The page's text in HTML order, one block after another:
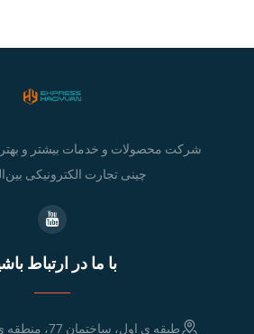
شرکت محصولات و خدمات بیشتر و
چینی تجارت الکترونیکی
با ما در ارتباط
طبقه ي اول، ساختمان 77، منطقه ي 1 چوشان، ييوو چين